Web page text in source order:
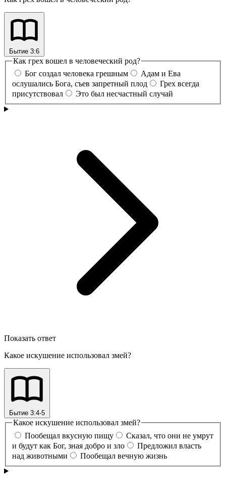
Бытие 3:6
Как грех вошел в человеческий род?
Бог создал человека грешным
Адам и Ева
ослушались Бога, съев запретный плод
Грех всегда
присутствовал
Это был несчастный случай
Показать ответ
Какое искушение использовал змей?
Бытие 3:4-5
Какое искушение использовал змей?
Пообещал вкусную пищу
Сказал, что они не умрут
и будут как Бог, зная добро и зло
Предложил власть
над животными
Пообещал вечную жизнь